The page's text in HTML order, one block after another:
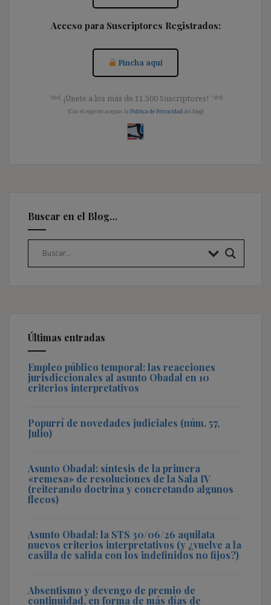
Acceso para Suscriptores Registrados:
Pincha aquí
༺ ¡Únete a los más de 11.500 Suscriptores! ༺
[Con el registro aceptas la Política de Privacidad del blog]
Buscar en el Blog…
Últimas entradas
Empleo público temporal: las reacciones
jurisdiccionales al asunto Obadal en 10
criterios interpretativos
Popurrí de novedades judiciales (núm. 57,
Julio)
Asunto Obadal: síntesis de la primera
«remesa» de resoluciones de la Sala IV
(reiterando doctrina y concretando algunos
flecos)
Asunto Obadal: la STS 30/06/26 aquilata
nuevos criterios interpretativos (y ¿vuelve a la
casilla de salida con los indefinidos no fijos?)
Absentismo y devengo de premio de
continuidad, en forma de más días de